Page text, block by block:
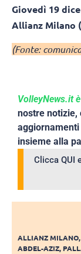
Giovedì 19
Allianz Milano
(Fonte:
VolleyNews.it
nostre notizie,
insieme alla
Clicca QUI
ALLIANZ MILANO,
ABDEL-AZIZ,